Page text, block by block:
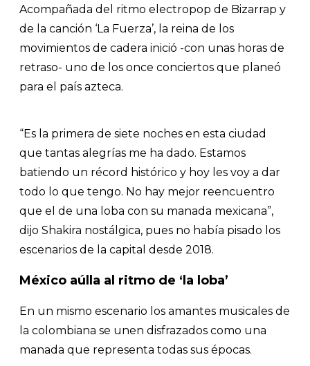
Acompañada del ritmo electropop de Bizarrap y
de la canción ‘La Fuerza’, la reina de los
movimientos de cadera inició -con unas horas de
retraso- uno de los once conciertos que planeó
para el país azteca.
“Es la primera de siete noches en esta ciudad
que tantas alegrías me ha dado. Estamos
batiendo un récord histórico y hoy les voy a dar
todo lo que tengo. No hay mejor reencuentro
que el de una loba con su manada mexicana”,
dijo Shakira nostálgica, pues no había pisado los
escenarios de la capital desde 2018.
México aúlla al ritmo de ‘la loba’
En un mismo escenario los amantes musicales de
la colombiana se unen disfrazados como una
manada que representa todas sus épocas.